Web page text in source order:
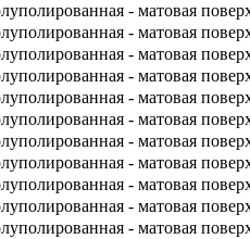
- матовая
- матовая
- матовая
- матовая
- матовая
- матовая
- матовая
- матовая
- матовая
- матовая
- матовая